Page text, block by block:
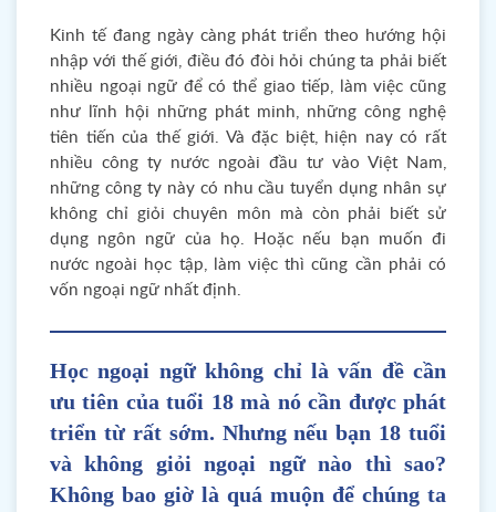
Kinh tế đang ngày càng phát triển theo hướng hội
nhập với thế giới, điều đó đòi hỏi chúng ta phải biết
nhiều ngoại ngữ để có thể giao tiếp, làm việc cũng
như lĩnh hội những phát minh, những công nghệ
tiên tiến của thế giới. Và đặc biệt, hiện nay có rất
nhiều công ty nước ngoài đầu tư vào Việt Nam,
những công ty này có nhu cầu tuyển dụng nhân sự
không chỉ giỏi chuyên môn mà còn phải biết sử
dụng ngôn ngữ của họ. Hoặc nếu bạn muốn đi
nước ngoài học tập, làm việc thì cũng cần phải có
vốn ngoại ngữ nhất định.
Học ngoại ngữ không chỉ là vấn đề cần
ưu tiên của tuổi 18 mà nó cần được phát
triển từ rất sớm. Nhưng nếu bạn 18 tuổi
và không giỏi ngoại ngữ nào thì sao?
Không bao giờ là quá muộn để chúng ta